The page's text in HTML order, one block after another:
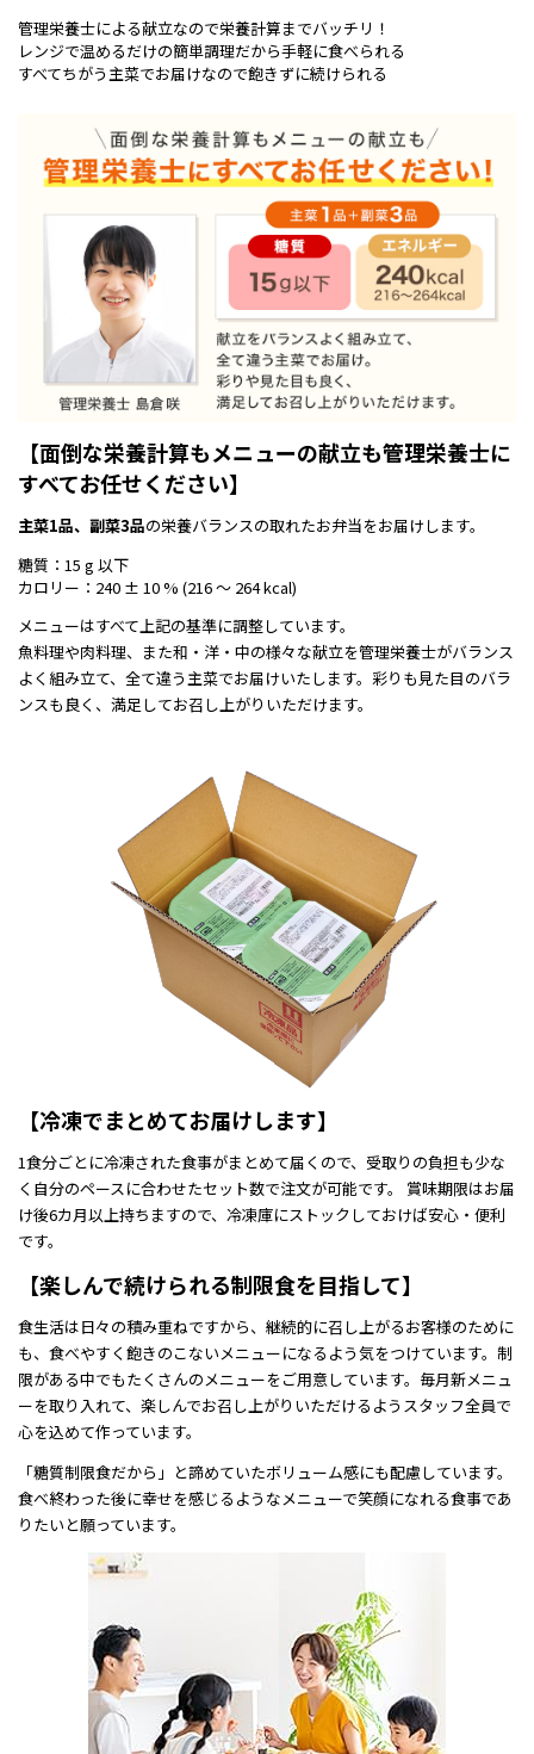
管理栄養士による献立なので栄養計算までバッチリ！
レンジで温めるだけの簡単調理だから手軽に食べられる
すべてちがう主菜でお届けなので飽きずに続けられる
【面倒な栄養計算もメニューの献立も管理栄養士に
すべてお任せください】
主菜1品、副菜3品の栄養バランスの取れたお弁当をお届けします。
糖質：15 g 以下
カロリー：240 ± 10 % (216 ～ 264 kcal)
メニューはすべて上記の基準に調整しています。
魚料理や肉料理、また和・洋・中の様々な献立を管理栄養士がバランス
よく組み立て、全て違う主菜でお届けいたします。彩りも見た目のバラ
ンスも良く、満足してお召し上がりいただけます。
【冷凍でまとめてお届けします】
1食分ごとに冷凍された食事がまとめて届くので、受取りの負担も少な
く自分のペースに合わせたセット数で注文が可能です。 賞味期限はお届
け後6カ月以上持ちますので、冷凍庫にストックしておけば安心・便利
です。
【楽しんで続けられる制限食を目指して】
食生活は日々の積み重ねですから、継続的に召し上がるお客様のために
も、食べやすく飽きのこないメニューになるよう気をつけています。制
限がある中でもたくさんのメニューをご用意しています。毎月新メニュ
ーを取り入れて、楽しんでお召し上がりいただけるようスタッフ全員で
心を込めて作っています。
「糖質制限食だから」と諦めていたボリューム感にも配慮しています。
食べ終わった後に幸せを感じるようなメニューで笑顔になれる食事であ
りたいと願っています。